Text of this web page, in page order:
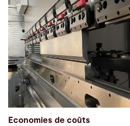
Economies de coûts